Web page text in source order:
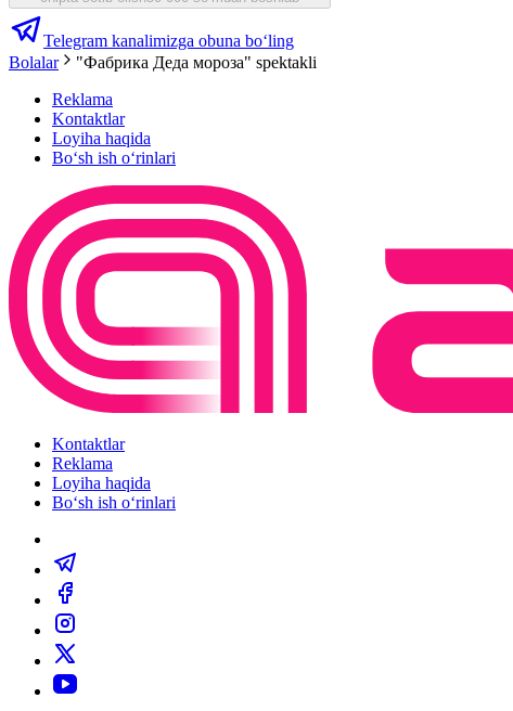
Telegram kanalimizga obuna bo‘ling
Bolalar
"Фабрика Деда мороза" spektakli
Reklama
Kontaktlar
Loyiha haqida
Bo‘sh ish o‘rinlari
Kontaktlar
Reklama
Loyiha haqida
Bo‘sh ish o‘rinlari